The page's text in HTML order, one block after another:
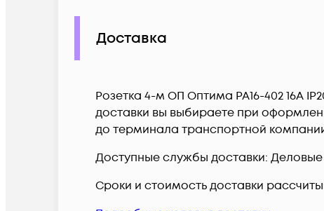
Доставка
Розетка 4-м ОП Оптима РА16-402 16А
доставки вы выбираете при
до терминала транспортной
Доступные службы доставки:
Сроки и стоимость доставки